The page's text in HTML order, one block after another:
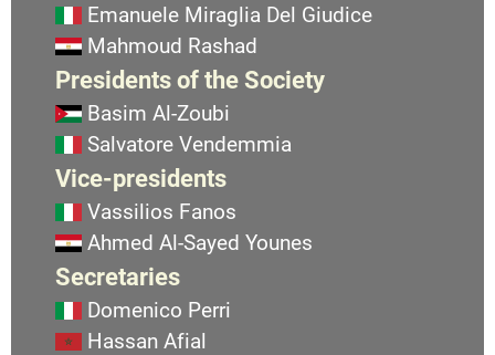
Emanuele Miraglia Del Giudice
Mahmoud Rashad
Presidents of the Society
Basim Al-Zoubi
Salvatore Vendemmia
Vice-presidents
Vassilios Fanos
Ahmed Al-Sayed Younes
Secretaries
Domenico Perri
Hassan Afial